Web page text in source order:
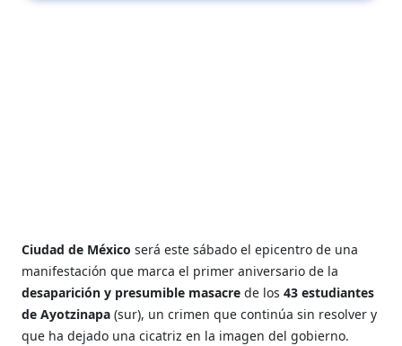
Ciudad de México será este sábado el epicentro de una
manifestación que marca el primer aniversario de la
desaparición y presumible masacrede los43 estudiantes
de Ayotzinapa (sur), un crimen que continúa sin resolver y
que ha dejado una cicatriz en la imagen del gobierno.